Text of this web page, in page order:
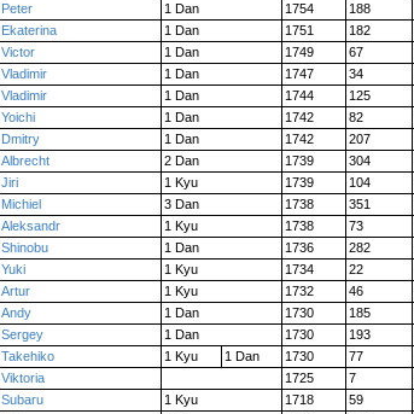
Peter 1 Dan 1754 188
Ekaterina 1 Dan 1751 182
Victor 1 Dan 1749 67
Vladimir 1 Dan 1747 34
Vladimir 1 Dan 1744 125
Yoichi 1 Dan 1742 82
Dmitry 1 Dan 1742 207
Albrecht 2 Dan 1739 304
Jiri 1 Kyu 1739 104
Michiel 3 Dan 1738 351
Aleksandr 1 Kyu 1738 73
Shinobu 1 Dan 1736 282
Yuki 1 Kyu 1734 22
Artur 1 Kyu 1732 46
Andy 1 Dan 1730 185
Sergey 1 Dan 1730 193
Takehiko 1 Kyu 1 Dan 1730 77
Viktoria 1725 7
Subaru 1 Kyu 1718 59